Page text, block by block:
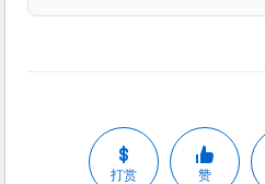
打赏 赞